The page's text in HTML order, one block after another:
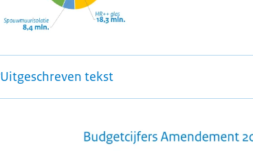
Uitgeschreven tekst